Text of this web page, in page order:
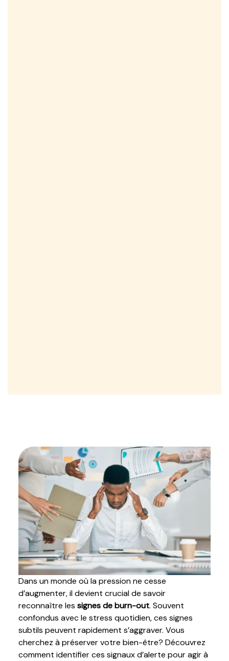
Dans un monde où la pression ne cesse
d’augmenter, il devient crucial de savoir
reconnaître les signes de burn-out. Souvent
confondus avec le stress quotidien, ces signes
subtils peuvent rapidement s’aggraver. Vous
cherchez à préserver votre bien-être? Découvrez
comment identifier ces signaux d’alerte pour agir à